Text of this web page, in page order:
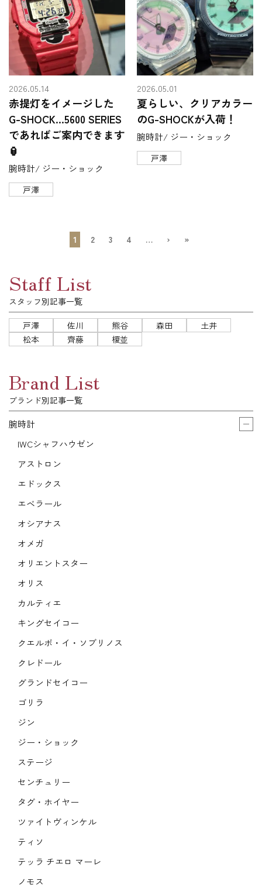
2026.05.14
赤提灯をイメージした
G-SHOCK…5600 SERIES
であればご案内できます
🏮
腕時計/ ジー・ショック
戸澤
2026.05.01
夏らしい、クリアカラー
のG-SHOCKが入荷！
腕時計/ ジー・ショック
戸澤
1 2 3 4 … › »
Staff List
スタッフ別記事一覧
戸澤 佐川 熊谷 森田
土井
松本
齊藤 榎並
Brand List
ブランド別記事一覧
腕時計
IWCシャフハウゼン
アストロン
エドックス
エベラール
オシアナス
オメガ
オリエントスター
オリス
カルティエ
キングセイコー
クエルボ・イ・ソブリノス
クレドール
グランドセイコー
ゴリラ
ジン
ジー・ショック
ステージ
センチュリー
タグ・ホイヤー
ツァイトヴィンケル
ティソ
テッラ チエロ マーレ
ノモス